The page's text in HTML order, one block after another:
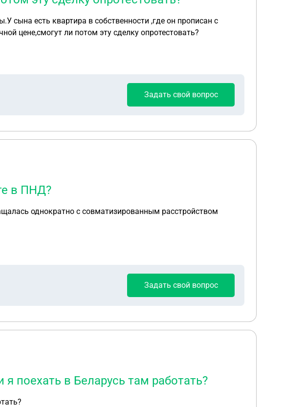
сына есть квартира в собственности ,где он прописан с
цене,смогут ли потом эту сделку опротестовать?
Задать свой вопрос
в ПНД?
Задать свой вопрос
поехать в Беларусь там работать?